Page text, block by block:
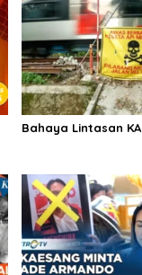
Bahaya Lintasan